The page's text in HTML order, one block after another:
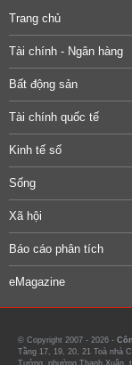
Trang chủ
Tài chính - Ngân hàng
Bất động sản
Tài chính quốc tế
Kinh tế số
Sống
Xã hội
Báo cáo phân tích
eMagazine
© Copyright 2007 - 2026 -
Tầng 17, 19, 20, 21 Toà nhà
Tưởng, phường Thanh Xuân,